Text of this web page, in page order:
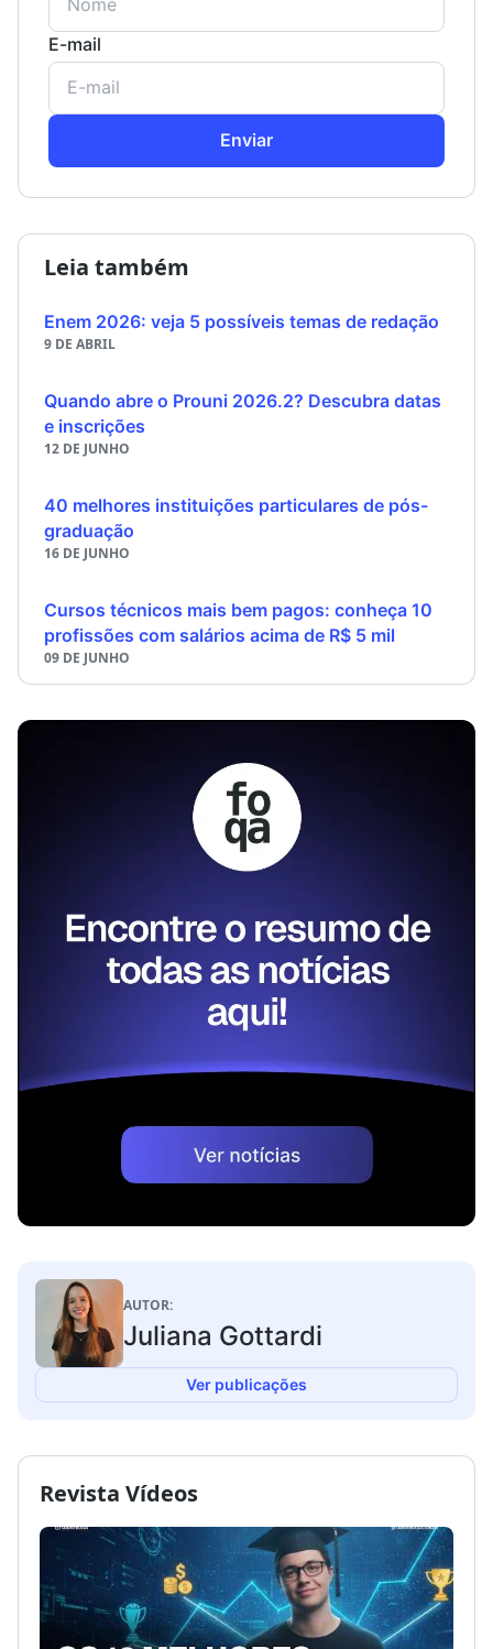
E-mail
Enviar
Leia também
Enem 2026: veja 5 possíveis temas de redação
9 DE ABRIL
Quando abre o Prouni 2026.2? Descubra datas
e inscrições
12 DE JUNHO
40 melhores instituições particulares de pós-
graduação
16 DE JUNHO
Cursos técnicos mais bem pagos: conheça 10
profissões com salários acima de R$ 5 mil
09 DE JUNHO
AUTOR:
Juliana Gottardi
Ver publicações
Revista Vídeos